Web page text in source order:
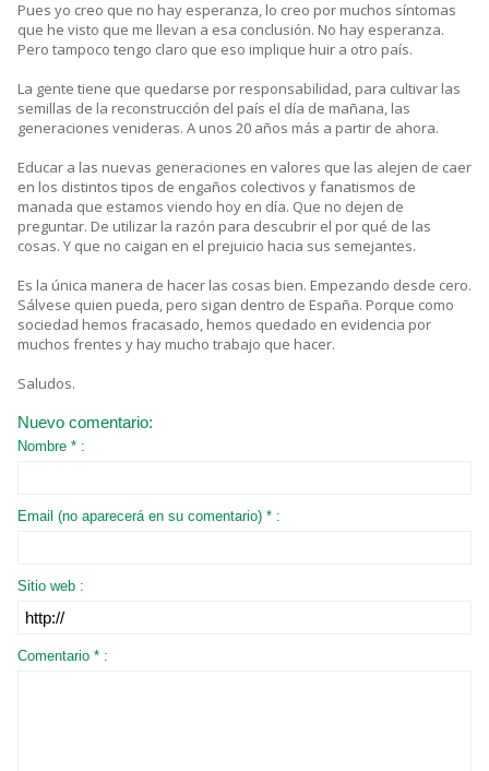
Pues yo creo que no hay esperanza, lo creo por muchos síntomas
que he visto que me llevan a esa conclusión. No hay esperanza.
Pero tampoco tengo claro que eso implique huir a otro país.
La gente tiene que quedarse por responsabilidad, para cultivar las
semillas de la reconstrucción del país el día de mañana, las
generaciones venideras. A unos 20 años más a partir de ahora.
Educar a las nuevas generaciones en valores que las alejen de caer
en los distintos tipos de engaños colectivos y fanatismos de
manada que estamos viendo hoy en día. Que no dejen de
preguntar. De utilizar la razón para descubrir el por qué de las
cosas. Y que no caigan en el prejuicio hacia sus semejantes.
Es la única manera de hacer las cosas bien. Empezando desde cero.
Sálvese quien pueda, pero sigan dentro de España. Porque como
sociedad hemos fracasado, hemos quedado en evidencia por
muchos frentes y hay mucho trabajo que hacer.
Saludos.
Nuevo comentario:
Nombre * :
Email (no aparecerá en su comentario) * :
Sitio web :
Comentario * :